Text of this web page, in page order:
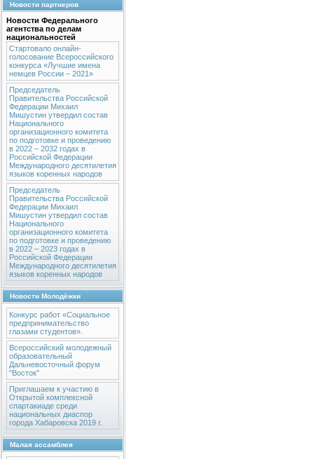
Новости партнеров
Новости Федерального
агентства по делам
национальностей
Стартовало онлайн-
голосование Всероссийского
конкурса «Лучшие имена
немцев России – 2021»
Председатель
Правительства Российской
Федерации Михаил
Мишустин утвердил состав
Национального
организационного комитета
по подготовке и проведению
в 2022 – 2032 годах в
Российской Федерации
Международного десятилетия
языков коренных народов
Председатель
Правительства Российской
Федерации Михаил
Мишустин утвердил состав
Национального
организационного комитета
по подготовке и проведению
в 2022 – 2023 годах в
Российской Федерации
Международного десятилетия
языков коренных народов
Новости Молодёжки
Конкурс работ «Социальное
предпринимательство
глазами студентов».
Всероссийский молодежный
образовательный
Дальневосточный форум
"Восток"
Приглашаем к участию в
Открытой комплексной
спартакиаде среди
национальных диаспор
города Хабаровска 2019 г.
Малая ассамблея